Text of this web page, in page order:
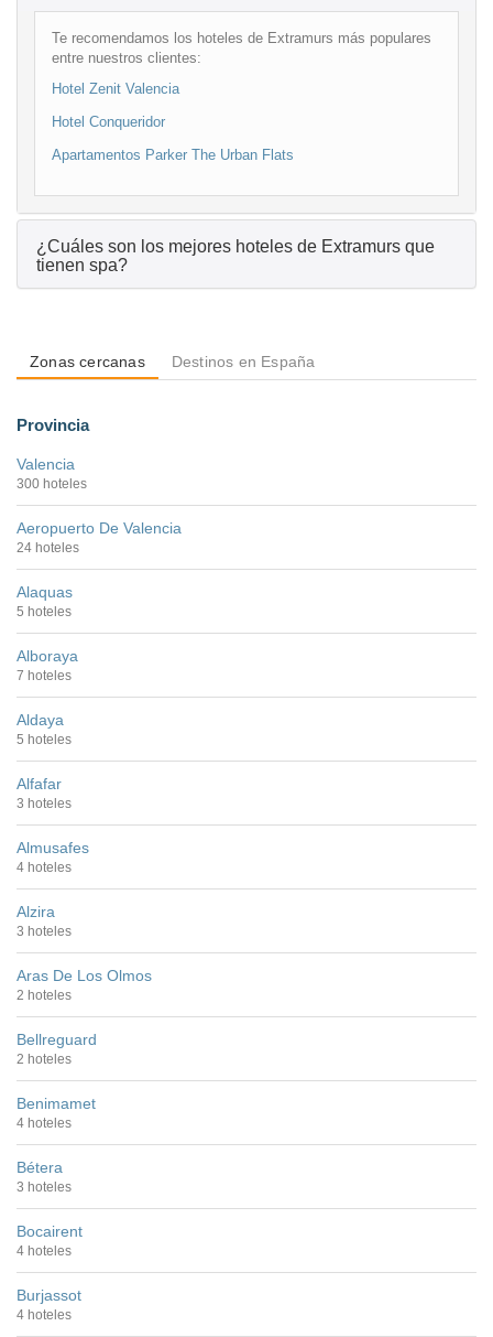
Te recomendamos los hoteles de Extramurs más populares
entre nuestros clientes:
Hotel Zenit Valencia
Hotel Conqueridor
Apartamentos Parker The Urban Flats
¿Cuáles son los mejores hoteles de Extramurs que
tienen spa?
Zonas cercanas Destinos en España
Provincia
Valencia
300 hoteles
Aeropuerto De Valencia
24 hoteles
Alaquas
5 hoteles
Alboraya
7 hoteles
Aldaya
5 hoteles
Alfafar
3 hoteles
Almusafes
4 hoteles
Alzira
3 hoteles
Aras De Los Olmos
2 hoteles
Bellreguard
2 hoteles
Benimamet
4 hoteles
Bétera
3 hoteles
Bocairent
4 hoteles
Burjassot
4 hoteles